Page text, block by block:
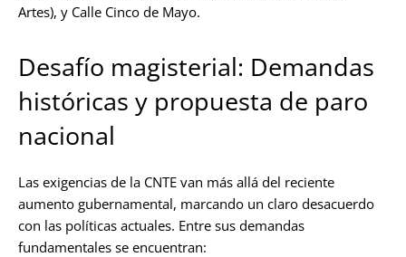
Artes), y Calle Cinco de Mayo.
Desafío magisterial: Demandas
históricas y propuesta de paro
nacional
Las exigencias de la CNTE van más allá del reciente
aumento gubernamental, marcando un claro desacuerdo
con las políticas actuales. Entre sus demandas
fundamentales se encuentran: